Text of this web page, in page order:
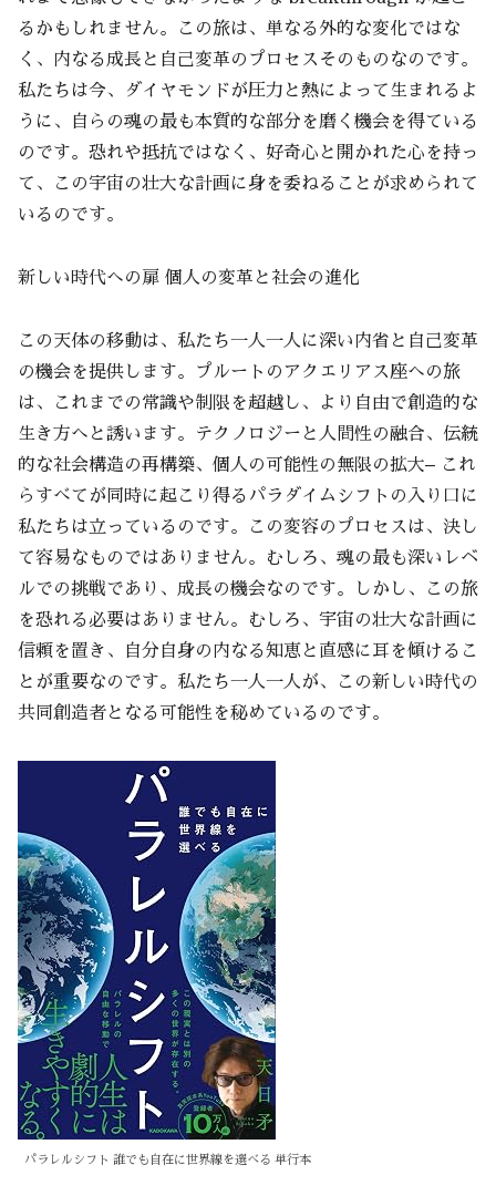
るかもしれません。この旅は、単なる外的な変化ではな
く、内なる成長と自己変革のプロセスそのものなのです。
私たちは今、ダイヤモンドが圧力と熱によって生まれるよ
うに、自らの魂の最も本質的な部分を磨く機会を得ている
のです。恐れや抵抗ではなく、好奇心と開かれた心を持っ
て、この宇宙の壮大な計画に身を委ねることが求められて
いるのです。
新しい時代への扉 個人の変革と社会の進化
この天体の移動は、私たち一人一人に深い内省と自己変革
の機会を提供します。プルートのアクエリアス座への旅
は、これまでの常識や制限を超越し、より自由で創造的な
生き方へと誘います。テクノロジーと人間性の融合、伝統
的な社会構造の再構築、個人の可能性の無限の拡大– これ
らすべてが同時に起こり得るパラダイムシフトの入り口に
私たちは立っているのです。この変容のプロセスは、決し
て容易なものではありません。むしろ、魂の最も深いレベ
ルでの挑戦であり、成長の機会なのです。しかし、この旅
を恐れる必要はありません。むしろ、宇宙の壮大な計画に
信頼を置き、自分自身の内なる知恵と直感に耳を傾けるこ
とが重要なのです。私たち一人一人が、この新しい時代の
共同創造者となる可能性を秘めているのです。
パラレルシフト 誰でも自在に世界線を選べる 単行本